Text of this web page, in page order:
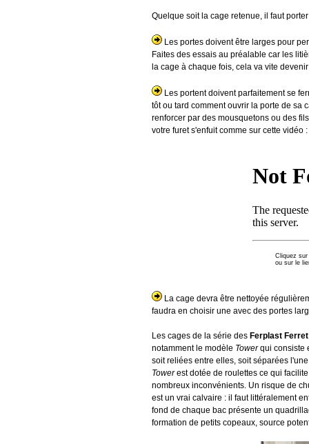
Quelque soit la cage retenue, il faut
Les portes doivent être larges pour
Faites des essais au préalable car les
la cage à chaque fois, cela va vite
Les portent doivent parfaitement se
tôt ou tard comment ouvrir la porte de sa
renforcer par des mousquetons ou des
votre furet s'enfuit comme sur cette vidéo :
Cliquez
ou sur le
La cage devra être nettoyée
faudra en choisir une avec des portes
Les cages de la série des Ferplast
notamment le modèle Towerqui consiste
soit reliées entre elles, soit séparées
Towerest dotée de roulettes ce qui
nombreux inconvénients. Un risque de
est un vrai calvaire : il faut littéralement
fond de chaque bac présente un
formation de petits copeaux, source